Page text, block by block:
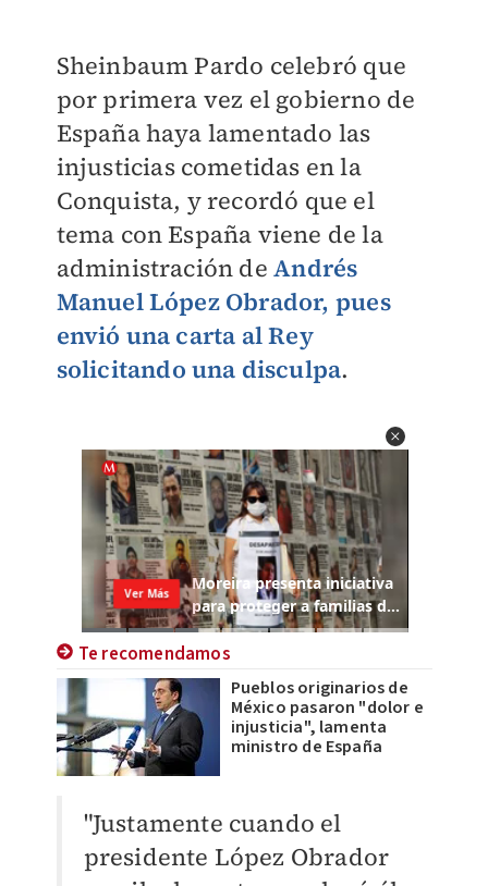
Sheinbaum Pardo celebró que
por primera vez el gobierno de
España haya lamentado las
injusticias cometidas en la
Conquista, y recordó que el
tema con España viene de la
administración deAndrés
Manuel López Obrador, pues
envió una carta al Rey
solicitando una disculpa.
Te recomendamos
Pueblos originarios de
México pasaron "dolor e
injusticia", lamenta
ministro de España
"Justamente cuando el
presidente López Obrador